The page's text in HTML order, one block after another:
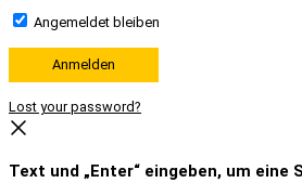
Angemeldet bleiben
Lost your password?
Text und „Enter“ eingeben, um eine